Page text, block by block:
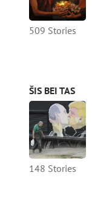
509 Stories
ŠIS BEI TAS
148 Stories